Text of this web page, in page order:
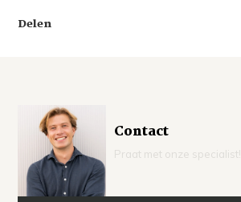
Delen
Contact
Praat met onze specialist!